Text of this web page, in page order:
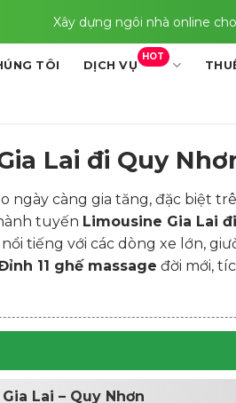
Xây dựng ngôi nhà online
TÔI DỊCH VỤ
HOT
Lai đi Quy
càng gia tăng, đặc biệt
tuyến Limousine Gia Lai
tiếng với các dòng xe lớn,
11 ghế massage đời mới,
Lai – Quy Nhơn